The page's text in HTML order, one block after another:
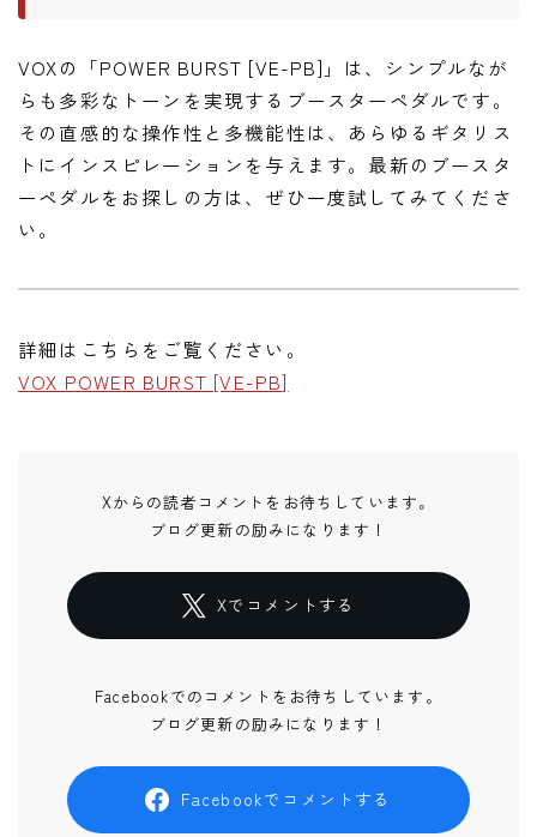
VOXの「POWER BURST [VE-PB]」は、シンプルなが
らも多彩なトーンを実現するブースターペダルです。
その直感的な操作性と多機能性は、あらゆるギタリス
トにインスピレーションを与えます。最新のブースタ
ーペダルをお探しの方は、ぜひ一度試してみてくださ
い。
詳細はこちらをご覧ください。
VOX POWER BURST [VE-PB]
Xからの読者コメントをお待ちしています。
ブログ更新の励みになります！
Xでコメントする
Facebookでのコメントをお待ちしています。
ブログ更新の励みになります！
Facebookでコメントする